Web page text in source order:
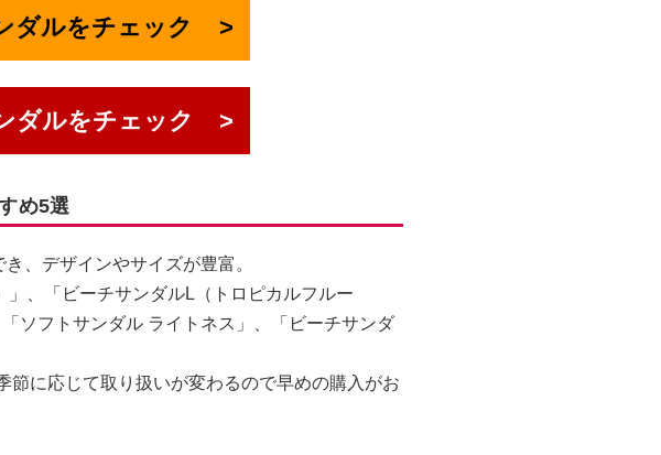
ダルをチェック
ダルをチェック
め5選
、デザインやサイズが豊富。
、「ビーチサンダルL（トロピカルフルー
ソフトサンダル ライトネス」、「ビーチサンダ
節に応じて取り扱いが変わるので早めの購入がお